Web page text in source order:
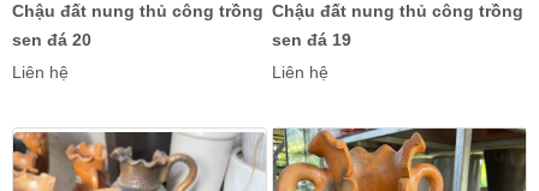
Chậu đất nung thủ công trồng
sen đá 20
Liên hệ
Chậu đất nung thủ công trồng
sen đá 19
Liên hệ